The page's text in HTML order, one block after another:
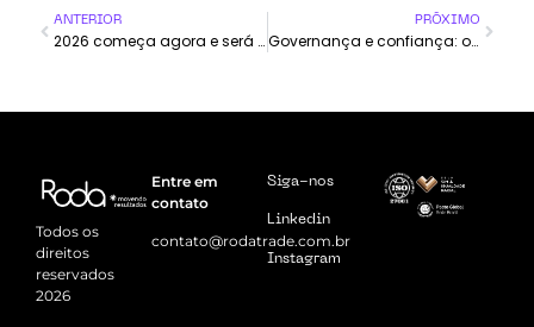
ANTERIOR
2026 começa agora e será o ano em que emoção e estratégia andam juntas
PRÓXIMO
Governança e confiança: o impacto da ISO 27001 e da ISO 27701 na estratégia da Roda
Todos os
direitos
reservados
2026
Entre em
contato
contato@rodatrade.com.br
Siga-nos
Linkedin
Instagram